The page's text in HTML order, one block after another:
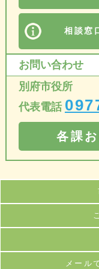
相談窓
お問い合わせ
別府市役所
代表電話
各課
メール